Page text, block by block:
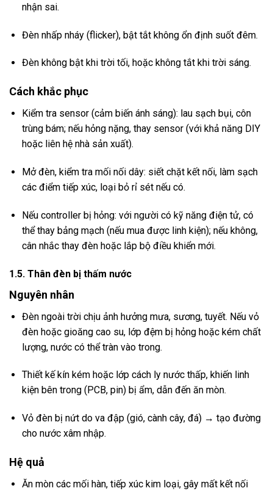
nhận sai.
Đèn nhấp nháy (flicker), bật tắt không ổn định suốt đêm.
Đèn không bật khi trời tối, hoặc không tắt khi trời sáng.
Cách khắc phục
Kiểm tra sensor (cảm biến ánh sáng): lau sạch bụi, côn
trùng bám; nếu hỏng nặng, thay sensor (với khả năng DIY
hoặc liên hệ nhà sản xuất).
Mở đèn, kiểm tra mối nối dây: siết chặt kết nối, làm sạch
các điểm tiếp xúc, loại bỏ rỉ sét nếu có.
Nếu controller bị hỏng: với người có kỹ năng điện tử, có
thể thay bảng mạch (nếu mua được linh kiện); nếu không,
cân nhắc thay đèn hoặc lắp bộ điều khiển mới.
1.5. Thân đèn bị thấm nước
Nguyên nhân
Đèn ngoài trời chịu ảnh hưởng mưa, sương, tuyết. Nếu vỏ
đèn hoặc gioăng cao su, lớp đệm bị hỏng hoặc kém chất
lượng, nước có thể tràn vào trong.
Thiết kế kín kém hoặc lớp cách ly nước thấp, khiến linh
kiện bên trong (PCB, pin) bị ẩm, dẫn đến ăn mòn.
Vỏ đèn bị nứt do va đập (gió, cành cây, đá) → tạo đường
cho nước xâm nhập.
Hệ quả
Ăn mòn các mối hàn, tiếp xúc kim loại, gây mất kết nối